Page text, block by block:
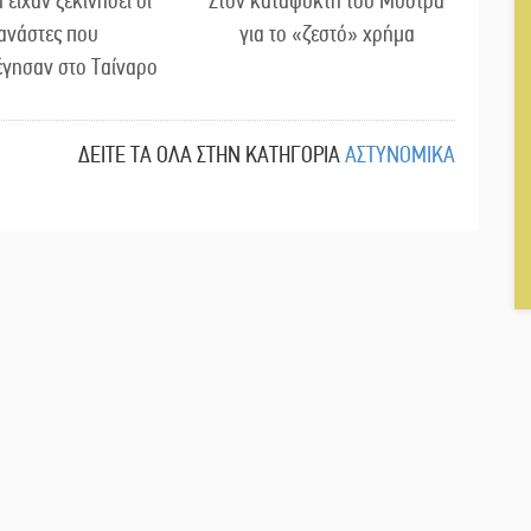
που
στο Ταίναρο
για το «ζεστό» χρήμα
ΔΕΙΤΕ ΤΑ ΟΛΑ ΣΤΗΝ ΚΑΤΗΓΟΡΙΑΑΣΤΥΝΟΜΙΚΑ